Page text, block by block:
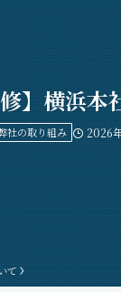
】横浜本
社の取り組み 2026
て